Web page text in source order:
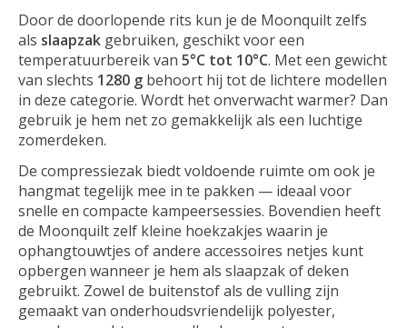
Door de doorlopende rits kun je de Moonquilt zelfs
als slaapzak gebruiken, geschikt voor een
temperatuurbereik van 5°C tot 10°C. Met een gewicht
van slechts 1280 g behoort hij tot de lichtere modellen
in deze categorie. Wordt het onverwacht warmer? Dan
gebruik je hem net zo gemakkelijk als een luchtige
zomerdeken.
De compressiezak biedt voldoende ruimte om ook je
hangmat tegelijk mee in te pakken — ideaal voor
snelle en compacte kampeersessies. Bovendien heeft
de Moonquilt zelf kleine hoekzakjes waarin je
ophangtouwtjes of andere accessoires netjes kunt
opbergen wanneer je hem als slaapzak of deken
gebruikt. Zowel de buitenstof als de vulling zijn
gemaakt van onderhoudsvriendelijk polyester,